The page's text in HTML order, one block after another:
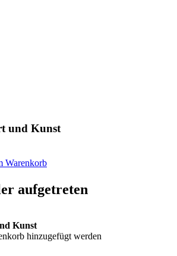
und Kunst
Warenkorb
aufgetreten
Kunst
hinzugefügt werden